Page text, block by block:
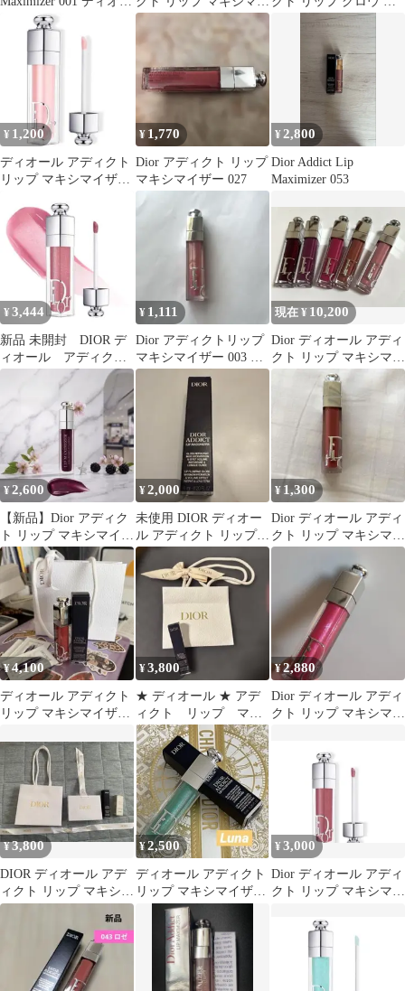
ルアディクト
ザー 090
イル 020 マホガニー
¥ 1,200
ディオール アディクト
リップ マキシマイザー
¥ 1,770
Dior アディクト リップ
マキシマイザー 027
¥ 2,800
Dior Addict Lip
Maximizer 053
¥3,444
新品 未開封 DIOR デ
ィオール アディクト
リップ マキシマイザ
¥ 1,111
Dior アディクトリップ
マキシマイザー 003 ホ
ログラフィック ラベン
現在 ¥ 10,200
Dior ディオール アディ
クト リップ マキシマイ
ザー 5本セット
¥2,600
【新品】Dior アディク
ト リップ マキシマイザ
ー 026 プラム
¥2,000
未使用 DIOR ディオー
ル アディクト リップ
マキシマイザー 044
¥1,300
Dior ディオール アディ
クト リップ マキシマイ
ザー 009
¥4,100
ディオール アディクト
リップ マキシマイザー
¥3,800
★ ディオール ★ アデ
ィクト リップ マキ
シマイザー030 ショッ
パー 付き
¥2,880
Dior ディオール アディ
クト リップ マキシマイ
¥3,800
DIOR ディオール アデ
ィクト リップ マキシマ
イザー/001
¥2,500
ディオール アディクト
リップ マキシマイザー
¥3,000
Dior ディオール アディ
クト リップ マキシマイ